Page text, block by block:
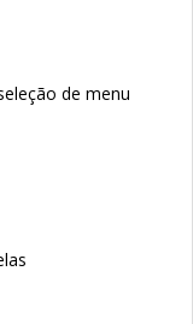
de menu